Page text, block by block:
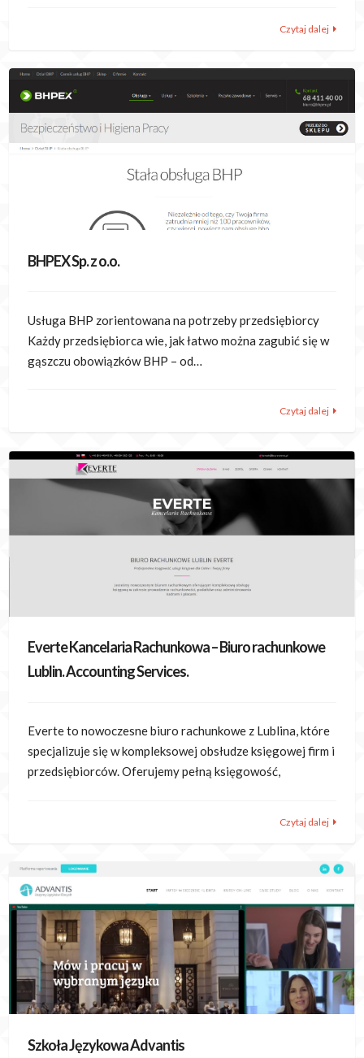
Czytaj dalej
BHPEX Sp. z o.o.
Usługa BHP zorientowana na potrzeby przedsiębiorcy
Każdy przedsiębiorca wie, jak łatwo można zagubić się w
gąszczu obowiązków BHP – od…
Czytaj dalej
Everte Kancelaria Rachunkowa – Biuro rachunkowe
Lublin. Accounting Services.
Everte to nowoczesne biuro rachunkowe z Lublina, które
specjalizuje się w kompleksowej obsłudze księgowej firm i
przedsiębiorców. Oferujemy pełną księgowość,
Czytaj dalej
Szkoła Językowa Advantis